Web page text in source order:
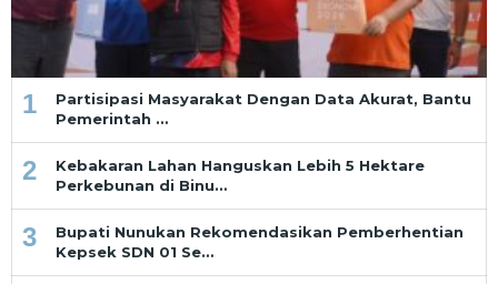
1
Partisipasi Masyarakat Dengan Data Akurat, Bantu
Pemerintah …
2
Kebakaran Lahan Hanguskan Lebih 5 Hektare
Perkebunan di Binu…
3
Bupati Nunukan Rekomendasikan Pemberhentian
Kepsek SDN 01 Se…